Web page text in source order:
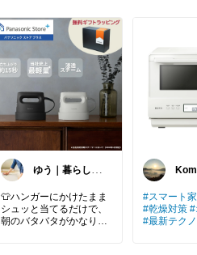
ゆう｜暮らしの
👕ハンガーにかけたまま
シュッと当てるだけで、
朝のバタバタがかなり減
#スマート
#乾燥対策 #
#最新テク